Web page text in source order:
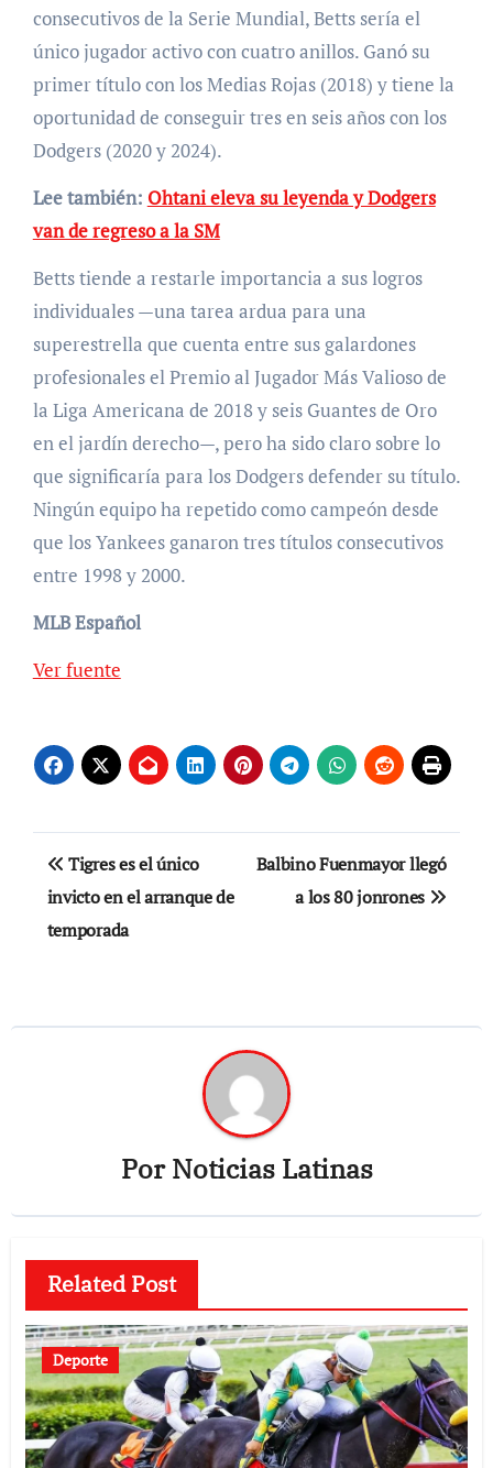
consecutivos de la Serie Mundial, Betts sería el
único jugador activo con cuatro anillos. Ganó su
primer título con los Medias Rojas (2018) y tiene la
oportunidad de conseguir tres en seis años con los
Dodgers (2020 y 2024).
Lee también: Ohtani eleva su leyenda y Dodgers
van de regreso a la SM
Betts tiende a restarle importancia a sus logros
individuales —una tarea ardua para una
superestrella que cuenta entre sus galardones
profesionales el Premio al Jugador Más Valioso de
la Liga Americana de 2018 y seis Guantes de Oro
en el jardín derecho—, pero ha sido claro sobre lo
que significaría para los Dodgers defender su título.
Ningún equipo ha repetido como campeón desde
que los Yankees ganaron tres títulos consecutivos
entre 1998 y 2000.
MLB Español
Ver fuente
Navegación
de
entradas
Tigres es el único
invicto en el arranque de
temporada
Balbino Fuenmayor llegó
a los 80 jonrones
PorNoticias Latinas
Related Post
Deporte